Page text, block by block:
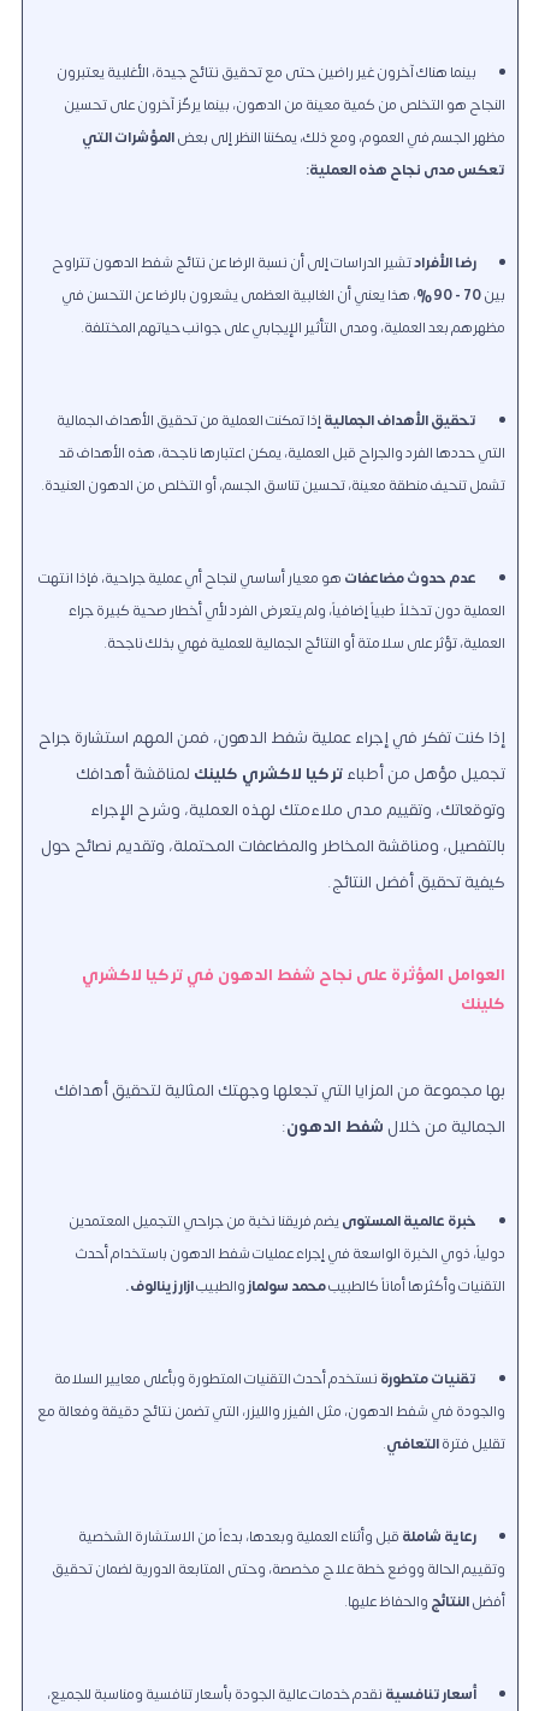
بينما هناك آخرون غير راضين حتى مع تحقيق نتائج جيدة، الأغلبية يعتبرون
النجاح هو التخلص من كمية معينة من الدهون، بينما يركّز آخرون على تحسين
مظهر الجسم في العموم، ومع ذلك، يمكننا النظر إلى بعضالمؤشرات التي
تعكس مدى نجاح هذه العملية:
رضا الأفرادتشير الدراسات إلى أن نسبة الرضا عن نتائج شفط الدهون تتراوح
بين70 - 90%
، هذا يعني أن الغالبية العظمى يشعرون بالرضا عن التحسن في
مظهرهم بعد العملية، ومدى التأثير الإيجابي على جوانب حياتهم المختلفة.
تحقيق الأهداف الجماليةإذا تمكنت العملية من تحقيق الأهداف الجمالية
التي حددها الفرد والجراح قبل العملية، يمكن اعتبارها ناجحة، هذه الأهداف قد
تشمل تنحيف منطقة معينة، تحسين تناسق الجسم، أو التخلص من الدهون العنيدة.
عدم حدوث مضاعفاتهو معيار أساسي لنجاح أي عملية جراحية، فإذا انتهت
العملية دون تدخلاً طبياً إضافياً، ولم يتعرض الفرد لأي أخطار صحية كبيرة جراء
العملية، تؤثر على سلامتة أو النتائج الجمالية للعملية فهي بذلك ناجحة.
إذا كنت تفكر في إجراء عملية شفط الدهون، فمن المهم استشارة جراح
تجميل مؤهل من أطباءتركيا لاكشري كلينك لمناقشة أهدافك
وتوقعاتك، وتقييم مدى ملاءمتك لهذه العملية، وشرح الإجراء
بالتفصيل، ومناقشة المخاطر والمضاعفات المحتملة، وتقديم نصائح حول
كيفية تحقيق أفضل النتائج.
العوامل المؤثرة على نجاح شفط الدهون في تركيا لاكشري
كلينك
بها مجموعة من المزايا التي تجعلها وجهتك المثالية لتحقيق أهدافك
الجمالية من خلال شفط الدهون:
خبرة عالمية المستوىيضم فريقنا نخبة من جراحي التجميل المعتمدين
دولياً، ذوي الخبرة الواسعة في إجراء عمليات شفط الدهون باستخدام أحدث
التقنيات وأكثرها أماناً كالطبيبمحمد سولمازوالطبيبازار زينالوف.
تقنيات متطورةنستخدم أحدث التقنيات المتطورة وبأعلى معايير السلامة
والجودة في شفط الدهون، مثل الفيزر والليزر، التي تضمن نتائج دقيقة وفعالة مع
تقليل فترةالتعافي.
رعاية شاملةقبل وأثناء العملية وبعدها، بدءاً من الاستشارة الشخصية
وتقييم الحالة ووضع خطة علاج مخصصة، وحتى المتابعة الدورية لضمان تحقيق
أفضلالنتائجوالحفاظ عليها.
أسعار تنافسيةنقدم خدمات عالية الجودة بأسعار تنافسية ومناسبة للجميع،